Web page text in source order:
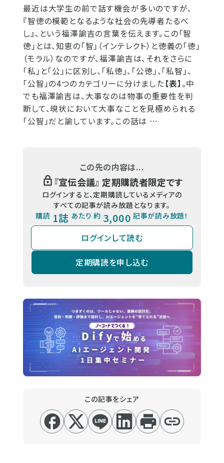
最近は大学生の前で話す機会が多いのですが、
『智徳の模範となるような社会の先導者たるべ
し』、という福澤諭吉の言葉を伝えます。この「智
徳」とは、知恵の「智」（インテレクト）と徳義の「徳」
（モラル）なのですが、福澤諭吉は、それをさらに
「私」と「公」に区別し、「私徳」、「公徳」、「私智」、
「公智」の4つのカテゴリーに分けました【表】 。中
でも福澤諭吉は、大事なのは物事の重要性を判
断して、現状において大事なことを見極められる
「公智」だと諭しています。この話は …
この先の内容は...
『宣伝会議』 定期購読者限定です
ログインすると、定期購読しているメディアの
すべての記事が読み放題となります。
購読 1誌 あたり 約 3,000 記事が読み放題！
ログインして読む
定期購読を申し込む
この記事をシェア